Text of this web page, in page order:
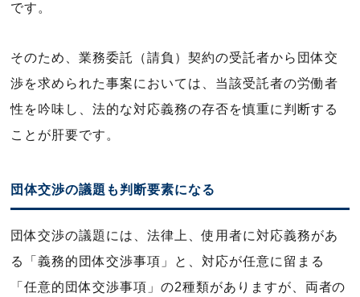
です。
そのため、業務委託（請負）契約の受託者から団体交
渉を求められた事案においては、当該受託者の労働者
性を吟味し、法的な対応義務の存否を慎重に判断する
ことが肝要です。
団体交渉の議題も判断要素になる
団体交渉の議題には、法律上、使用者に対応義務があ
る「義務的団体交渉事項」と、対応が任意に留まる
「任意的団体交渉事項」の2種類がありますが、両者の